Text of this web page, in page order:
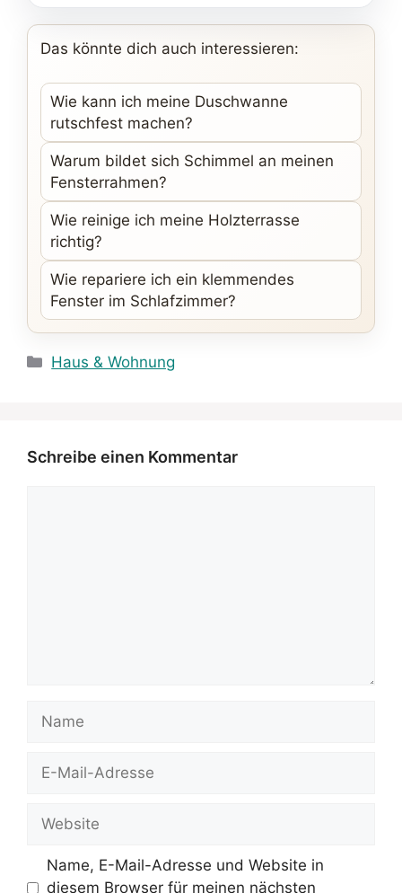
Das könnte dich auch interessieren:
Wie kann ich meine Duschwanne
rutschfest machen?
Warum bildet sich Schimmel an meinen
Fensterrahmen?
Wie reinige ich meine Holzterrasse
richtig?
Wie repariere ich ein klemmendes
Fenster im Schlafzimmer?
Kategorien
Haus & Wohnung
Schreibe einen Kommentar
Name
Website
Name, E-Mail-Adresse und Website in
diesem Browser für meinen nächsten